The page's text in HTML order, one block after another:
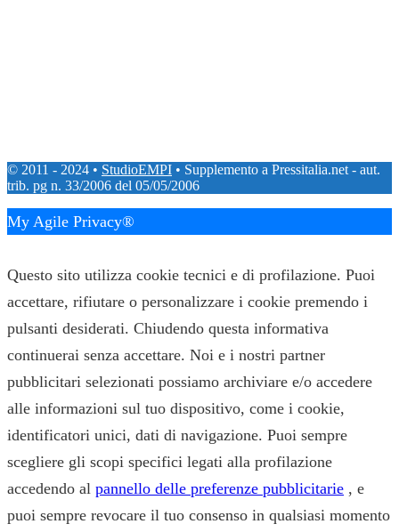
© 2011 - 2024 • StudioEMPI • Supplemento a Pressitalia.net - aut.
trib. pg n. 33/2006 del 05/05/2006
My Agile Privacy®
Questo sito utilizza cookie tecnici e di profilazione. Puoi
accettare, rifiutare o personalizzare i cookie premendo i
pulsanti desiderati. Chiudendo questa informativa
continuerai senza accettare. Noi e i nostri partner
pubblicitari selezionati possiamo archiviare e/o accedere
alle informazioni sul tuo dispositivo, come i cookie,
identificatori unici, dati di navigazione. Puoi sempre
scegliere gli scopi specifici legati alla profilazione
accedendo al pannello delle preferenze pubblicitarie , e
puoi sempre revocare il tuo consenso in qualsiasi momento